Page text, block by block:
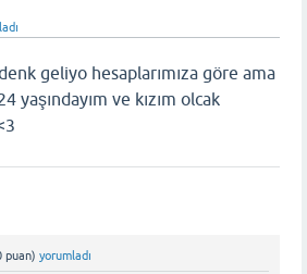
geliyo hesaplarımıza göre ama
yaşındayım ve kızım olcak
puan) yorumladı